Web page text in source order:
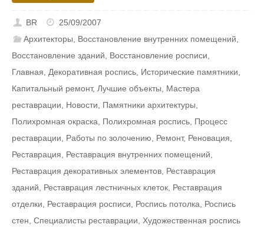
BR
25/09/2007
Архитекторы
Восстановление внутренних помещений
Восстановление зданий
Восстановление росписи
Главная
Декоративная роспись Исторические памятники
Капитальный ремонт, Лучшие объекты
Мастера
реставрации
Новости Памятники архитектуры
Полихромная окраска
Полихромная роспись Процесс
реставрации
Работы по золочению Ремонт, Реновация
Реставрация
Реставрация внутренних помещений
Реставрация декоративных элементов Реставрация
зданий
Реставрация лестничных клеток Реставрация
отделки
Реставрация росписи Роспись потолка
Роспись
стен Специалисты реставрации
Художественная роспись